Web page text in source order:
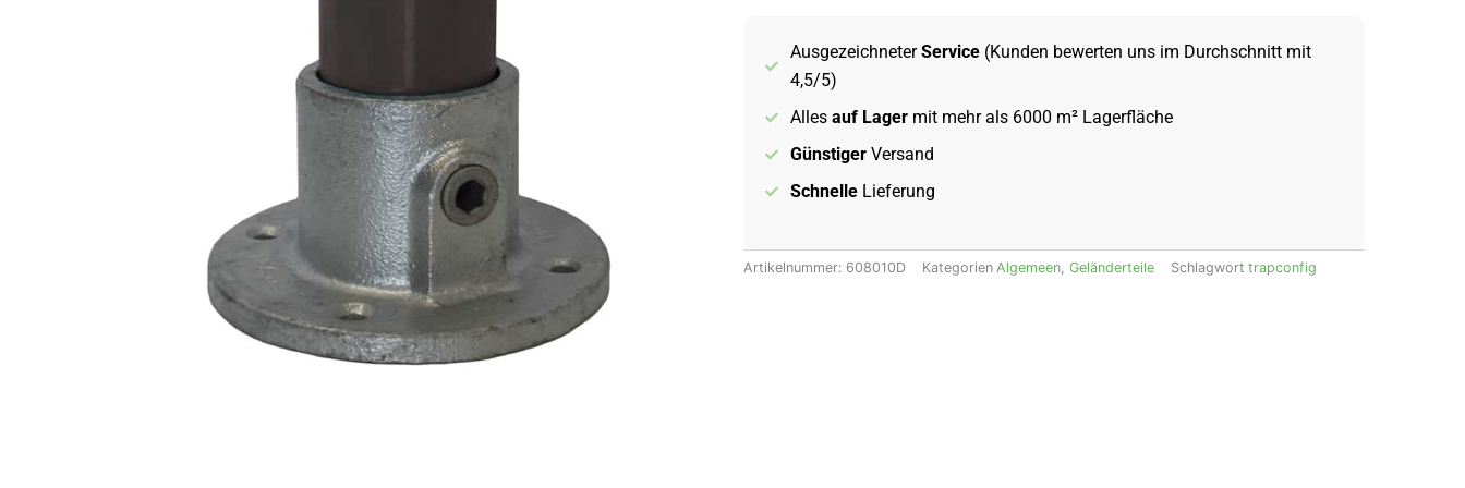
MengeAusgezeichneterService (Kunden bewerten uns im Durchschnitt mit
4,5/5)
Alles auf Lager mit mehr als 6000 m² Lagerfläche
Günstiger Versand
Schnelle Lieferung
Artikelnummer: 608010D Kategorien Algemeen, Geländerteile Schlagwort trapconfig